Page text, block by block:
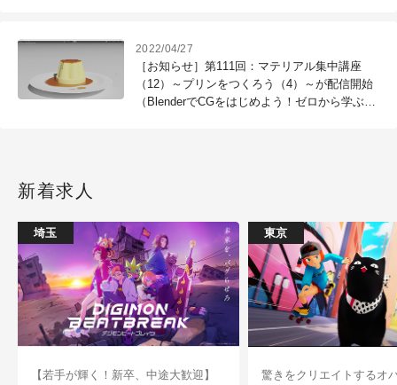
2022/04/27
［お知らせ］第111回：マテリアル集中講座
（12）～プリンをつくろう（4）～が配信開始
（BlenderでCGをはじめよう！ゼロから学ぶ
新着求人
埼玉
【若手が輝く！新卒、中途大歓迎】
東京
驚きをクリエイトするオ